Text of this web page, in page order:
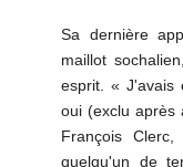
Sa dernière
maillot
esprit. « J'avais
oui (exclu après
François
quelqu'un de